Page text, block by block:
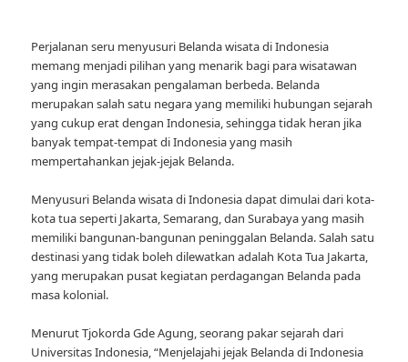
Perjalanan seru menyusuri Belanda wisata di Indonesia
memang menjadi pilihan yang menarik bagi para wisatawan
yang ingin merasakan pengalaman berbeda. Belanda
merupakan salah satu negara yang memiliki hubungan sejarah
yang cukup erat dengan Indonesia, sehingga tidak heran jika
banyak tempat-tempat di Indonesia yang masih
mempertahankan jejak-jejak Belanda.
Menyusuri Belanda wisata di Indonesia dapat dimulai dari kota-
kota tua seperti Jakarta, Semarang, dan Surabaya yang masih
memiliki bangunan-bangunan peninggalan Belanda. Salah satu
destinasi yang tidak boleh dilewatkan adalah Kota Tua Jakarta,
yang merupakan pusat kegiatan perdagangan Belanda pada
masa kolonial.
Menurut Tjokorda Gde Agung, seorang pakar sejarah dari
Universitas Indonesia, “Menjelajahi jejak Belanda di Indonesia